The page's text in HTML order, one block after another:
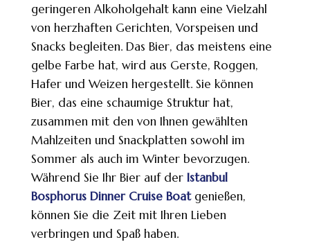
geringeren Alkoholgehalt kann eine Vielzahl
von herzhaften Gerichten, Vorspeisen und
Snacks begleiten. Das Bier, das meistens eine
gelbe Farbe hat, wird aus Gerste, Roggen,
Hafer und Weizen hergestellt. Sie können
Bier, das eine schaumige Struktur hat,
zusammen mit den von Ihnen gewählten
Mahlzeiten und Snackplatten sowohl im
Sommer als auch im Winter bevorzugen.
Während Sie Ihr Bier auf der Istanbul
Bosphorus Dinner Cruise Boatgenießen,
können Sie die Zeit mit Ihren Lieben
verbringen und Spaß haben.